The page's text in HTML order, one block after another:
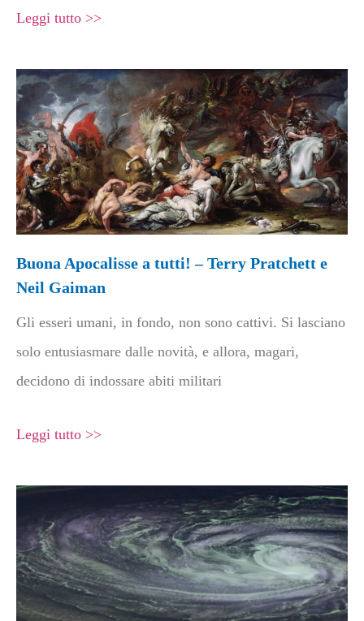
Leggi tutto >>
Buona Apocalisse a tutti! – Terry Pratchett e
Neil Gaiman
Gli esseri umani, in fondo, non sono cattivi. Si lasciano
solo entusiasmare dalle novità, e allora, magari,
decidono di indossare abiti militari
Leggi tutto >>